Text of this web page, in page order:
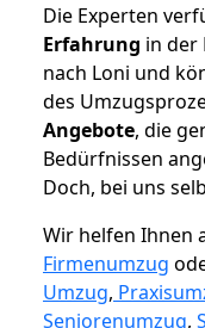
Die Experten
Erfahrung in der
nach Loni und
des
Angebote, die
Bedürfnissen
Doch, bei uns
Wir helfen Ihnen
Firmenumzug
Umzug,
Seniorenumzug,